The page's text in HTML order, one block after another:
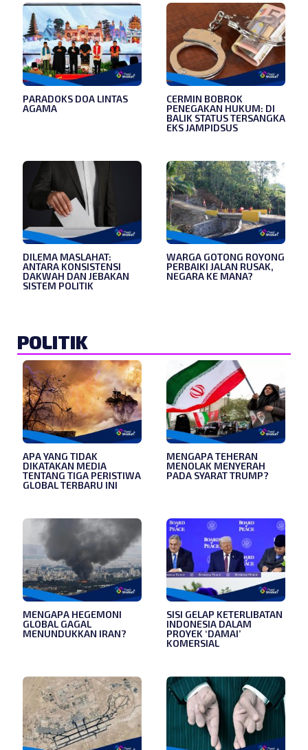
PARADOKS DOA LINTAS
AGAMA
CERMIN BOBROK
PENEGAKAN HUKUM: DI
BALIK STATUS TERSANGKA
EKS JAMPIDSUS
DILEMA MASLAHAT:
ANTARA KONSISTENSI
DAKWAH DAN JEBAKAN
SISTEM POLITIK
WARGA GOTONG ROYONG
PERBAIKI JALAN RUSAK,
NEGARA KE MANA?
POLITIK
APA YANG TIDAK
DIKATAKAN MEDIA
TENTANG TIGA PERISTIWA
GLOBAL TERBARU INI
MENGAPA TEHERAN
MENOLAK MENYERAH
PADA SYARAT TRUMP?
MENGAPA HEGEMONI
GLOBAL GAGAL
MENUNDUKKAN IRAN?
SISI GELAP KETERLIBATAN
INDONESIA DALAM
PROYEK ‘DAMAI’
KOMERSIAL